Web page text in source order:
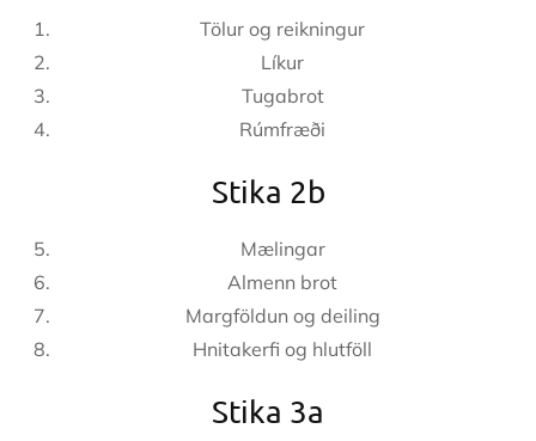
Tölur og reikningur
Líkur
Tugabrot
Rúmfræði
Stika 2b
Mælingar
Almenn brot
Margföldun og deiling
Hnitakerfi og hlutföll
Stika 3a